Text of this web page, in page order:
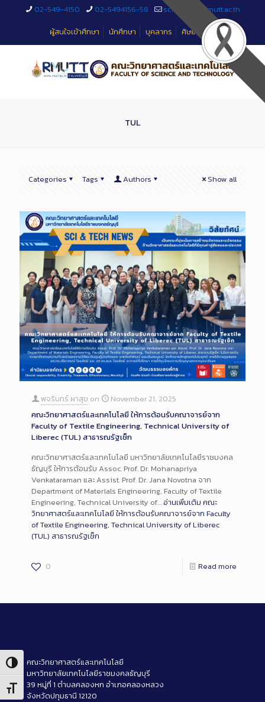
Toggle High Contrast
Toggle Font size
02-549-4150 02-5494156-58
sciteched@rmutt.ac.th
ผู้สนใจเข้าศึกษา
นักศึกษา บุคลากร ศิษย์เก่า
TUL
Categories Tags Authors Show all
พจรินทร์ ผาสุข on
November 21, 2025
คณะวิทยาศาสตร์และเทคโนโลยี ให้การต้อนรับคณาจารย์จาก
Faculty of Textile Engineering, Technical University of
Liberec (TUL) สาธารณรัฐเช็ก
คณะวิทยาศาสตร์และเทคโนโลยี มหาวิทยาลัยเทคโนโลยีราชมงคล
ธัญบุรี ให้การต้อนรับ Assoc. Prof. Dr. Mohanapriya
Venkataraman และ Assist. Prof. Dr. Jana Novotna จาก
Department of Materials Engineering, Faculty of Textile
Engineering, Technical University of…อ่านเพิ่มเติม คณะ
วิทยาศาสตร์และเทคโนโลยี ให้การต้อนรับคณาจารย์จาก Faculty
of Textile Engineering, Technical University of Liberec
(TUL) สาธารณรัฐเช็ก
0 Read more
คณะวิทยาศาสตร์และเทคโนโลยี
มหาวิทยาลัยเทคโนโลยีราชมงคลธัญบุรี
39 หมู่ที่ 1 ตำบลคลองหก อำเภอคลองหลวง
จังหวัดปทุมธานี 12120